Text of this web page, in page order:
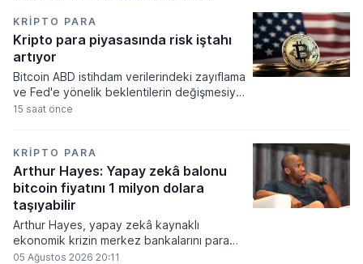
KRIPTO PARA
Kripto para piyasasında risk iştahı
artıyor
Bitcoin ABD istihdam verilerindeki zayıflama
ve Fed'e yönelik beklentilerin değişmesiyle
haftayı yükselişle kapattı. Kripto para
açıklanacak enflasyon rakamlarına ve
küresel gelişmelere çevrildi.
15 saat önce
KRIPTO PARA
Arthur Hayes: Yapay zekâ balonu
bitcoin fiyatını 1 milyon dolara
taşıyabilir
Arthur Hayes, yapay zekâ kaynaklı
ekonomik krizin merkez bankalarını para
basmaya zorlayacağını ve bu durumun
05 Ağustos 2026 20:11